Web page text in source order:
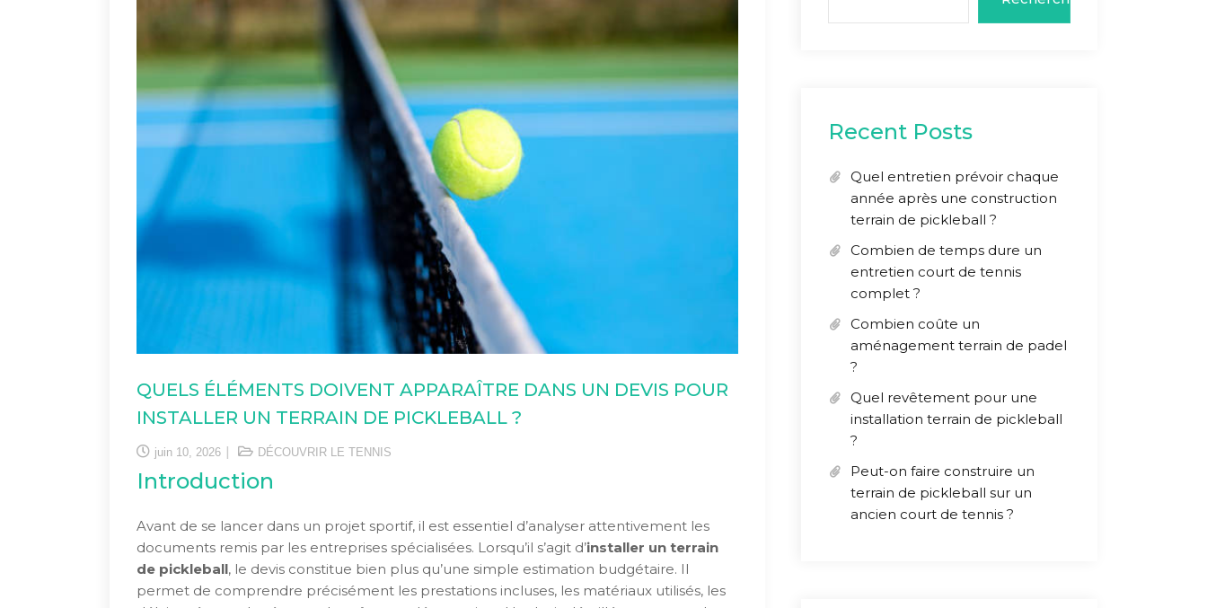
QUELS ÉLÉMENTS DOIVENT APPARAÎTRE DANS UN DEVIS POUR
INSTALLER UN TERRAIN DE PICKLEBALL ?
juin 10, 2026 DÉCOUVRIR LE TENNIS
Introduction
Avant de se lancer dans un projet sportif, il est essentiel d’analyser attentivement les
documents remis par les entreprises spécialisées. Lorsqu’il s’agit d’installer un terrain
de pickleball, le devis constitue bien plus qu’une simple estimation budgétaire. Il
permet de comprendre précisément les prestations incluses, les matériaux utilisés, les
Recent Posts
Quel entretien prévoir chaque
année après une construction
terrain de pickleball ?
Combien de temps dure un
entretien court de tennis
complet ?
Combien coûte un
aménagement terrain de padel
?
Quel revêtement pour une
installation terrain de pickleball
?
Peut-on faire construire un
terrain de pickleball sur un
ancien court de tennis ?